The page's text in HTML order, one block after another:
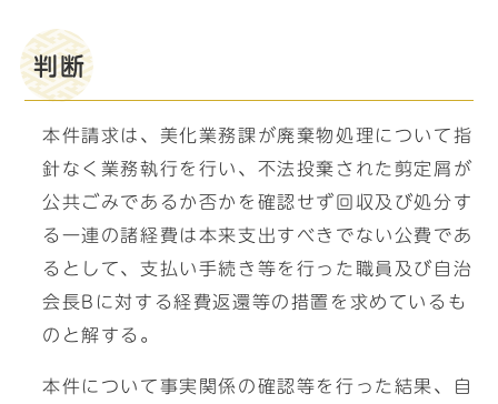
判断
本件請求は、美化業務課が廃棄物処理について指
針なく業務執行を行い、不法投棄された剪定屑が
公共ごみであるか否かを確認せず回収及び処分す
る一連の諸経費は本来支出すべきでない公費であ
るとして、支払い手続き等を行った職員及び自治
会長Bに対する経費返還等の措置を求めているも
のと解する。
本件について事実関係の確認等を行った結果、自